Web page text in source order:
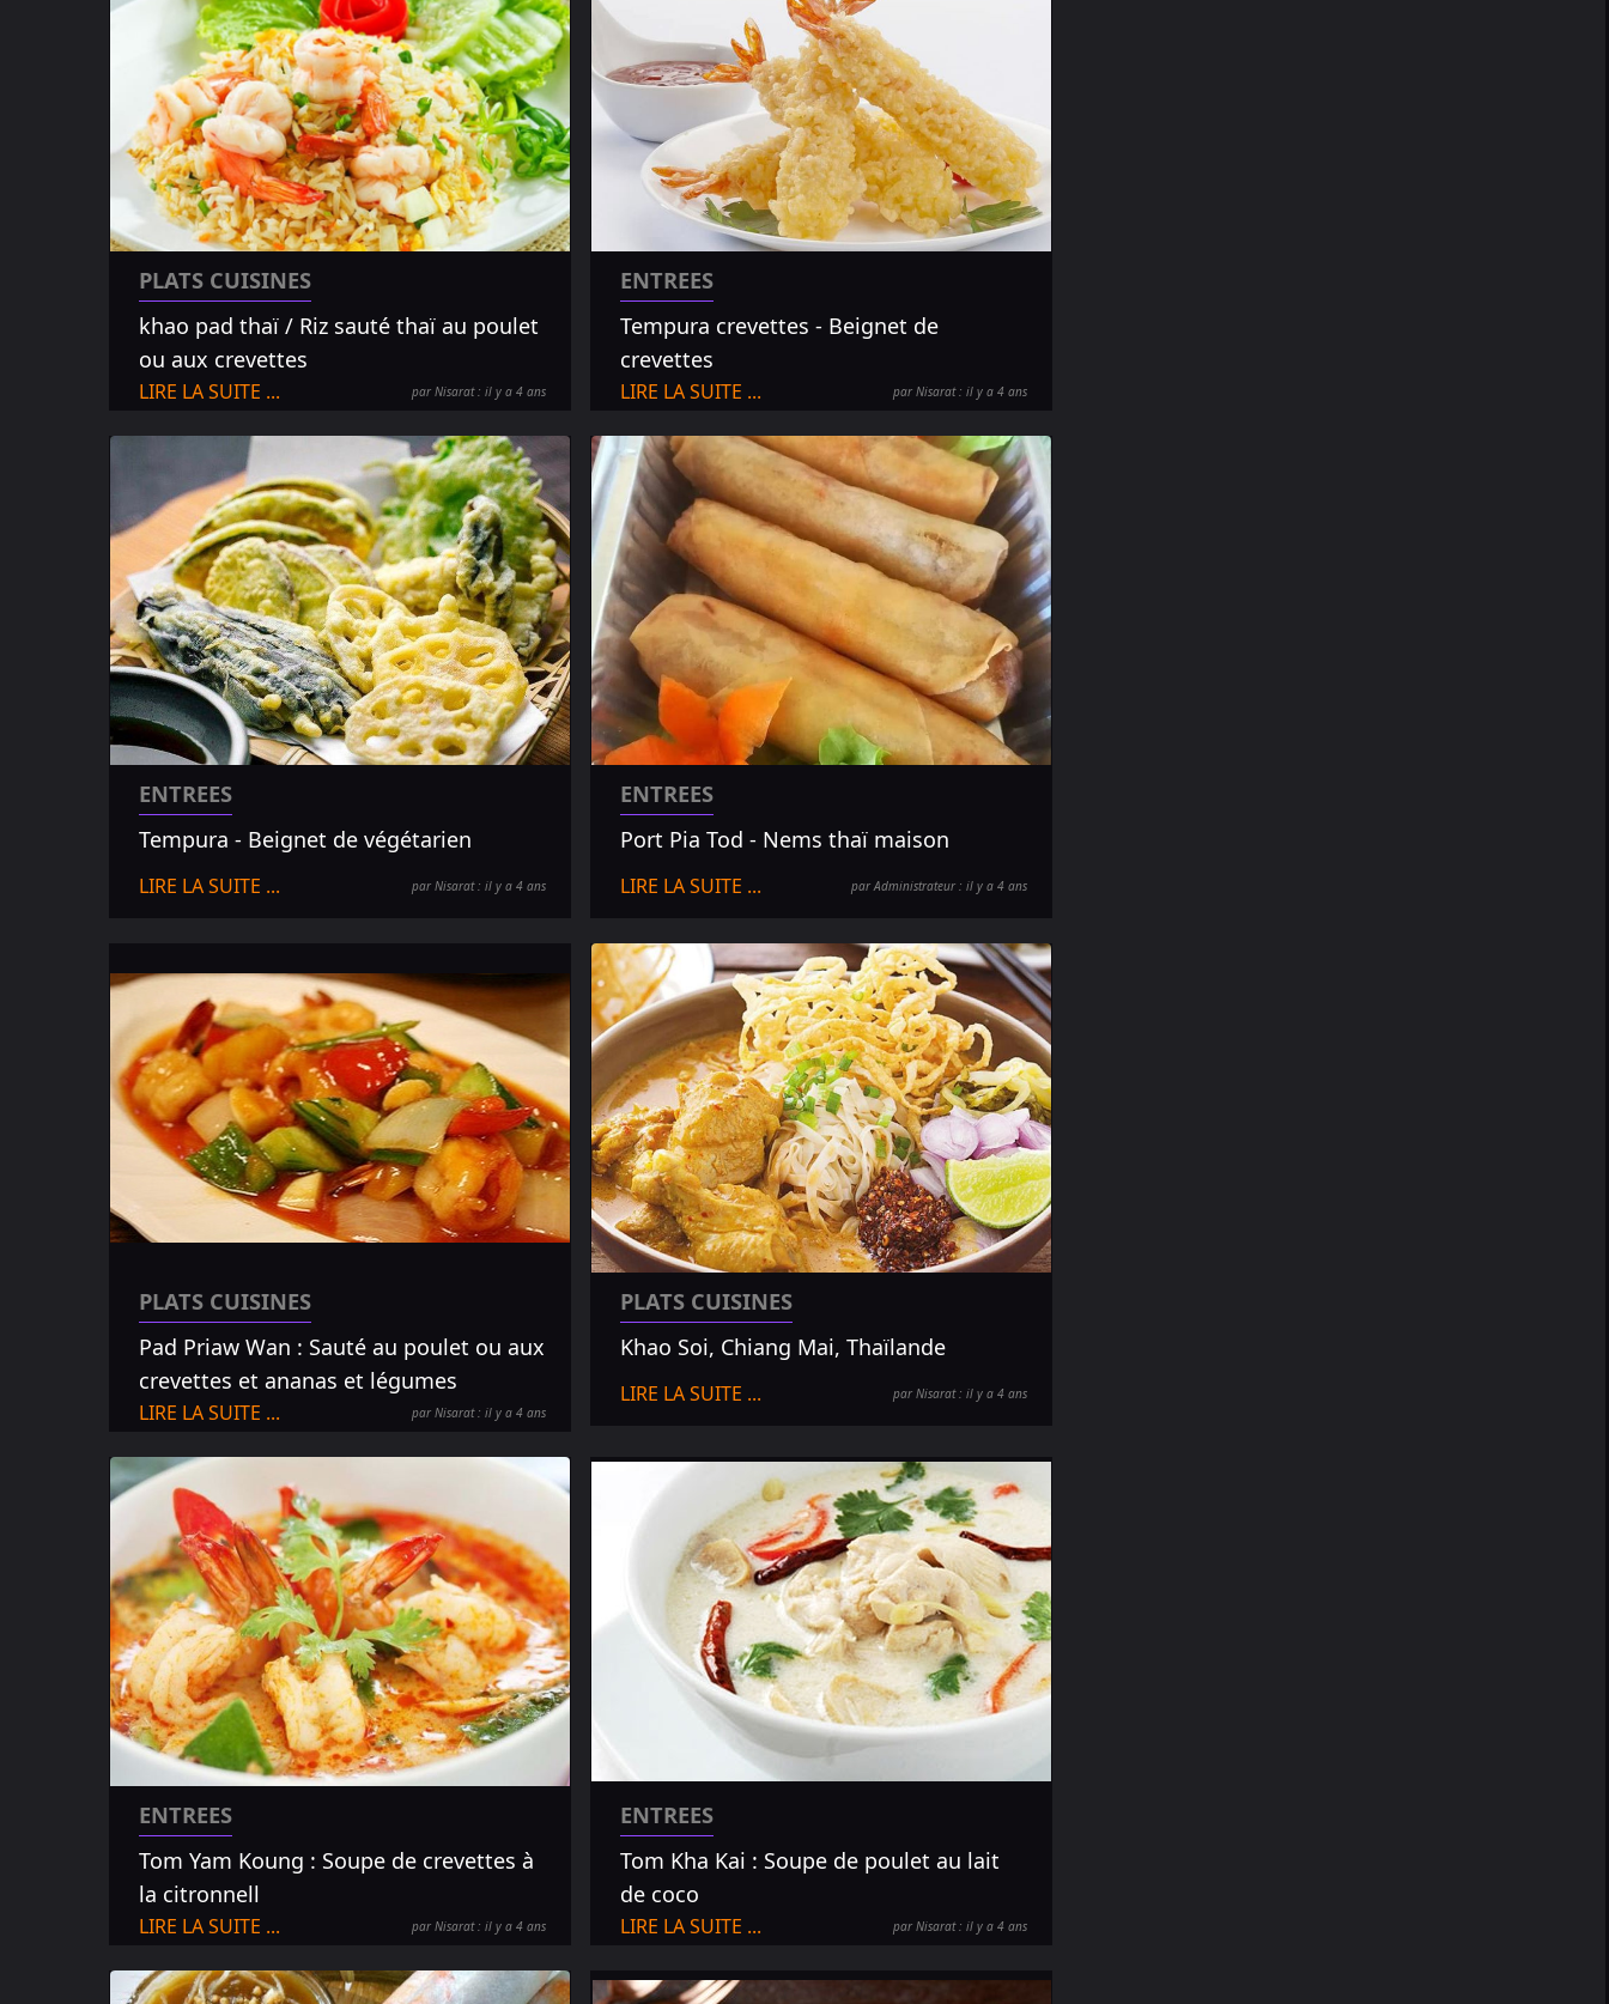
PLATS CUISINES
khao pad thaï / Riz sauté thaï au poulet
ou aux crevettes
LIRE LA SUITE ... par Nisarat : il y a 4 ans
ENTREES
Tempura crevettes - Beignet de
crevettes
LIRE LA SUITE ... par Nisarat : il y a 4 ans
ENTREES
Tempura - Beignet de végétarien
LIRE LA SUITE ... par Nisarat : il y a 4 ans
ENTREES
Port Pia Tod - Nems thaï maison
LIRE LA SUITE ... par Administrateur : il y a 4 ans
PLATS CUISINES
Pad Priaw Wan : Sauté au poulet ou aux
crevettes et ananas et légumes
LIRE LA SUITE ... par Nisarat : il y a 4 ans
PLATS CUISINES
Khao Soi, Chiang Mai, Thaïlande
LIRE LA SUITE ... par Nisarat : il y a 4 ans
ENTREES
Tom Yam Koung : Soupe de crevettes à
la citronnell
LIRE LA SUITE ... par Nisarat : il y a 4 ans
ENTREES
Tom Kha Kai : Soupe de poulet au lait
de coco
LIRE LA SUITE ... par Nisarat : il y a 4 ans